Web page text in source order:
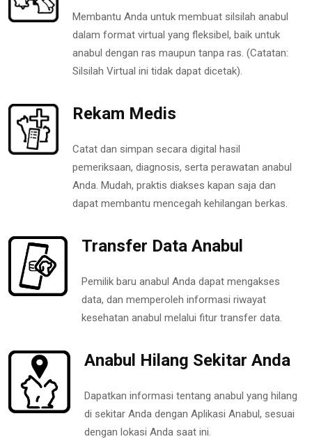
Membantu Anda untuk membuat silsilah anabul
dalam format virtual yang fleksibel, baik untuk
anabul dengan ras maupun tanpa ras. (Catatan:
Silsilah Virtual ini tidak dapat dicetak).
Rekam Medis
Catat dan simpan secara digital hasil
pemeriksaan, diagnosis, serta perawatan anabul
Anda. Mudah, praktis diakses kapan saja dan
dapat membantu mencegah kehilangan berkas.
Transfer Data Anabul
Pemilik baru anabul Anda dapat mengakses
data, dan memperoleh informasi riwayat
kesehatan anabul melalui fitur transfer data.
Anabul Hilang Sekitar Anda
Dapatkan informasi tentang anabul yang hilang
di sekitar Anda dengan Aplikasi Anabul, sesuai
dengan lokasi Anda saat ini.